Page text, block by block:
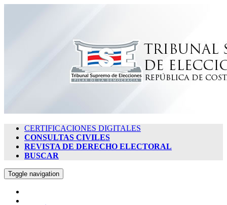
CERTIFICACIONES DIGITALES
CONSULTAS CIVILES
REVISTA DE DERECHO ELECTORAL
BUSCAR
Toggle navigation